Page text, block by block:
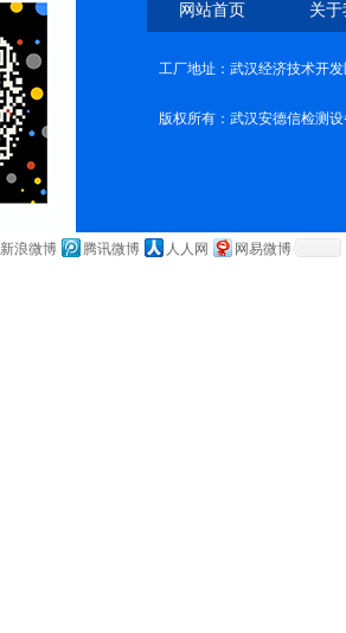
网站首页 关
工厂地址：武汉经济技术开
版权所有：武汉安德信检测
新浪微博 腾讯微博 人人网 网易微博